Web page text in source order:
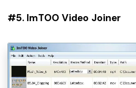
#5. ImTOO Video Joiner